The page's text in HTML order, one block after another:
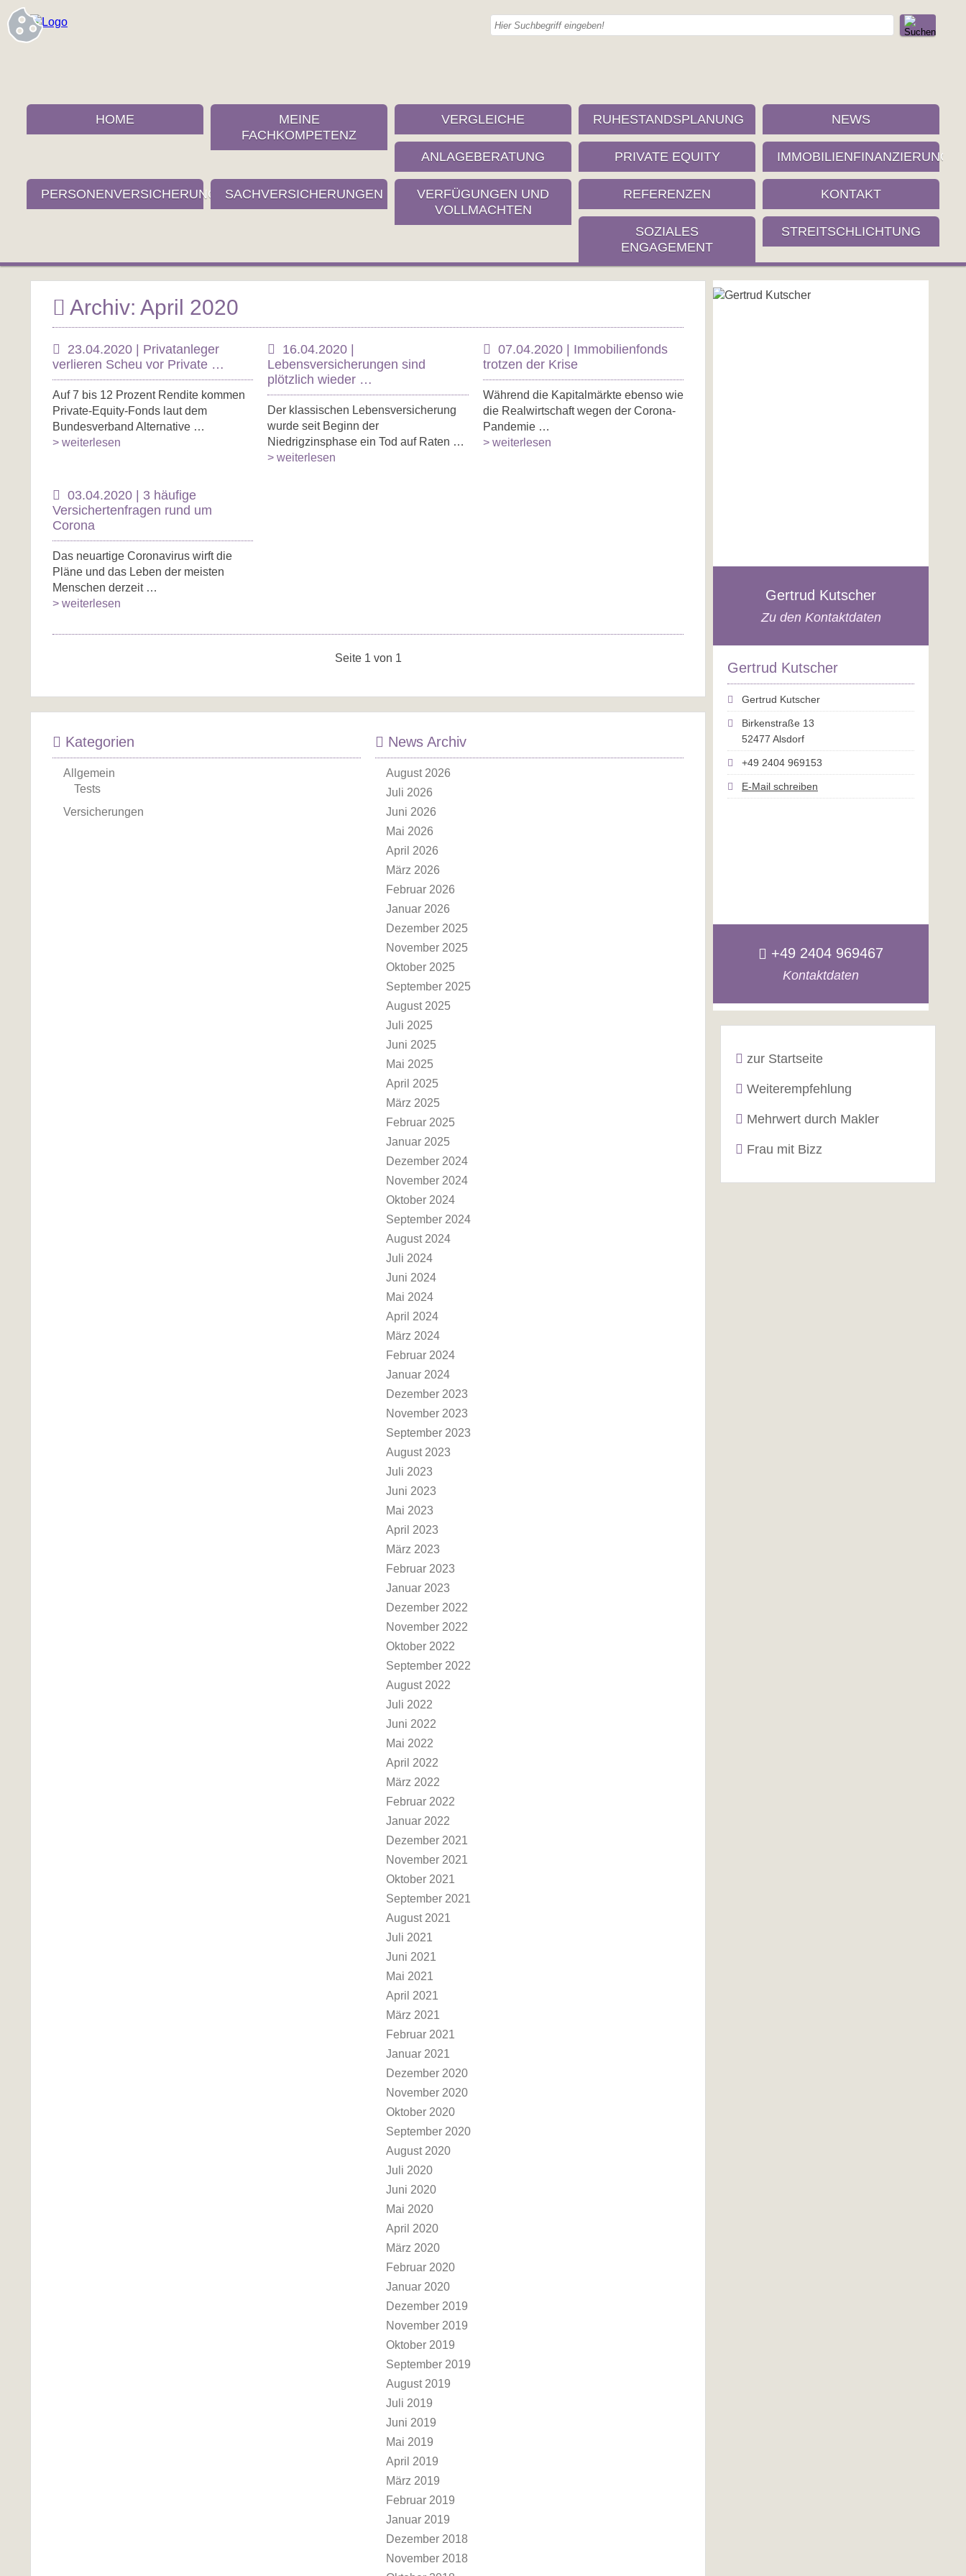
HOME
MEINE
FACHKOMPETENZ
VERGLEICHE RUHESTANDSPLANUNG NEWS
ANLAGEBERATUNG PRIVATE EQUITY IMMOBILIENFINANZIERUNG
PERSONENVERSICHERUNGENSACHVERSICHERUNGEN
VERFÜGUNGEN UND
VOLLMACHTEN
REFERENZEN KONTAKT
SOZIALES
ENGAGEMENT
STREITSCHLICHTUNG
Gertrud Kutscher
Zu den Kontaktdaten
Gertrud Kutscher
Gertrud Kutscher
Birkenstraße 13
52477 Alsdorf
+49 2404 969153
E-Mail schreiben
+49 2404 969467
Kontaktdaten
zur Startseite
Weiterempfehlung
Mehrwert durch Makler
Frau mit Bizz
Archiv: April 2020
23.04.2020 | Privatanleger
verlieren Scheu vor Private …
Auf 7 bis 12 Prozent Rendite kommen
Private-Equity-Fonds laut dem
Bundesverband Alternative …
> weiterlesen
16.04.2020 |
Lebensversicherungen sind
plötzlich wieder …
Der klassischen Lebensversicherung
wurde seit Beginn der
Niedrigzinsphase ein Tod auf Raten …
> weiterlesen
07.04.2020 | Immobilienfonds
trotzen der Krise
Während die Kapitalmärkte ebenso wie
die Realwirtschaft wegen der Corona-
Pandemie …
> weiterlesen
03.04.2020 | 3 häufige
Versichertenfragen rund um
Corona
Das neuartige Coronavirus wirft die
Pläne und das Leben der meisten
Menschen derzeit …
> weiterlesen
Seite 1 von 1
Kategorien
Allgemein
Tests
Versicherungen
News Archiv
August 2026
Juli 2026
Juni 2026
Mai 2026
April 2026
März 2026
Februar 2026
Januar 2026
Dezember 2025
November 2025
Oktober 2025
September 2025
August 2025
Juli 2025
Juni 2025
Mai 2025
April 2025
März 2025
Februar 2025
Januar 2025
Dezember 2024
November 2024
Oktober 2024
September 2024
August 2024
Juli 2024
Juni 2024
Mai 2024
April 2024
März 2024
Februar 2024
Januar 2024
Dezember 2023
November 2023
September 2023
August 2023
Juli 2023
Juni 2023
Mai 2023
April 2023
März 2023
Februar 2023
Januar 2023
Dezember 2022
November 2022
Oktober 2022
September 2022
August 2022
Juli 2022
Juni 2022
Mai 2022
April 2022
März 2022
Februar 2022
Januar 2022
Dezember 2021
November 2021
Oktober 2021
September 2021
August 2021
Juli 2021
Juni 2021
Mai 2021
April 2021
März 2021
Februar 2021
Januar 2021
Dezember 2020
November 2020
Oktober 2020
September 2020
August 2020
Juli 2020
Juni 2020
Mai 2020
April 2020
März 2020
Februar 2020
Januar 2020
Dezember 2019
November 2019
Oktober 2019
September 2019
August 2019
Juli 2019
Juni 2019
Mai 2019
April 2019
März 2019
Februar 2019
Januar 2019
Dezember 2018
November 2018